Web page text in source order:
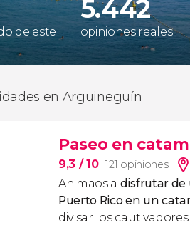
de este
5.442
opiniones reales
en Arguineguín
Paseo en
9,3 / 10 121 opiniones
Animaos a disfrutar
Puerto Ricoen un
divisar los